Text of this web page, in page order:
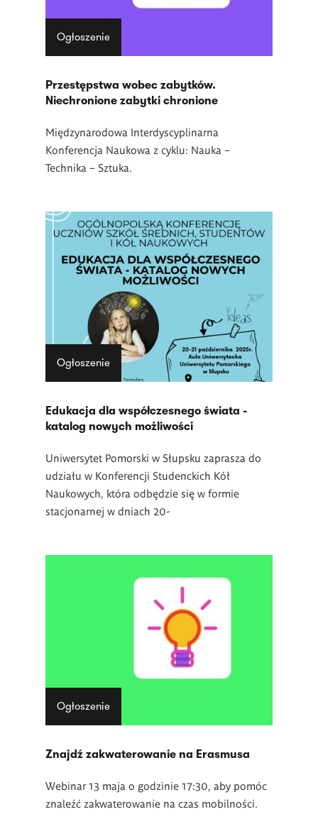
Ogłoszenie
Przestępstwa wobec zabytków.
Niechronione zabytki chronione
Międzynarodowa Interdyscyplinarna
Konferencja Naukowa z cyklu: Nauka –
Technika – Sztuka.
Ogłoszenie
Edukacja dla współczesnego świata -
katalog nowych możliwości
Uniwersytet Pomorski w Słupsku zaprasza do
udziału w Konferencji Studenckich Kół
Naukowych, która odbędzie się w formie
stacjonarnej w dniach 20-
Ogłoszenie
Znajdź zakwaterowanie na Erasmusa
Webinar 13 maja o godzinie 17:30, aby pomóc
znaleźć zakwaterowanie na czas mobilności.